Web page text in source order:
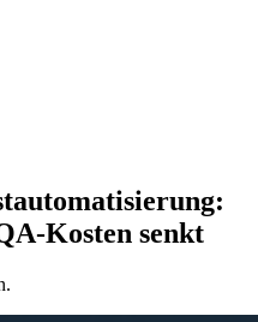
Kosten senkt